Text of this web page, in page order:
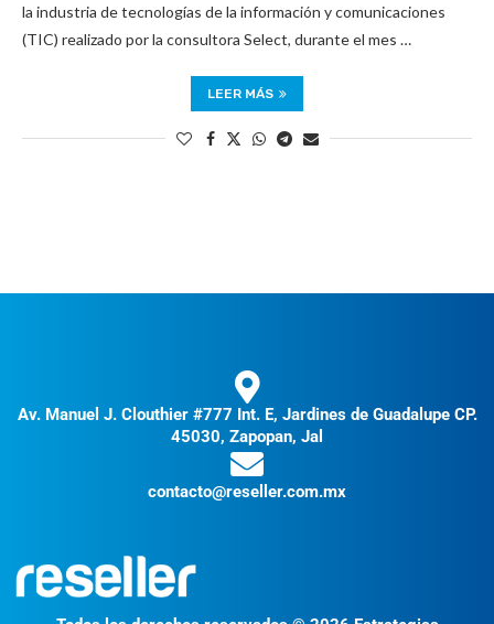
la industria de tecnologías de la información y comunicaciones
(TIC) realizado por la consultora Select, durante el mes …
LEER MÁS
Av. Manuel J. Clouthier #777 Int. E, Jardines de Guadalupe CP.
45030, Zapopan, Jal
contacto@reseller.com.mx